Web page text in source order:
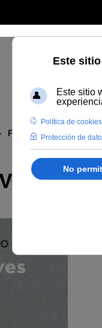
Publicaciones
y